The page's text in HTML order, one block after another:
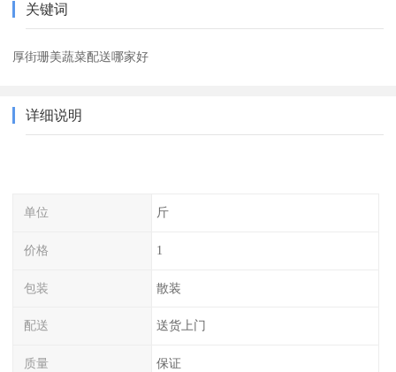
关键词
厚街珊美蔬菜配送哪家好
详细说明
单位 斤
价格 1
包装 散装
配送 送货上门
质量 保证